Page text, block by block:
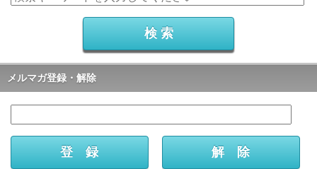
メルマガ登録・解除